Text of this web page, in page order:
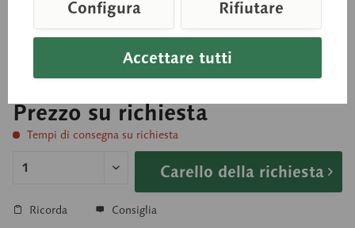
PLAST®. II modello è completo dei legamenti;
viene fornito su base verde. di appoggio.
Prezzo su richiesta
Tempi di consegna su richiesta
Carello della richiesta
Ricorda Consiglia
Accettare tutti
Configura Rifiutare